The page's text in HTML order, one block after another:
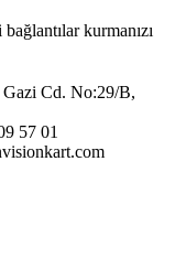
kurmanızı
Cd. No:29/B,
57 01